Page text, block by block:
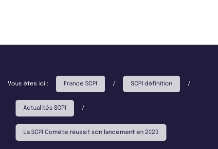
Vous êtes ici : France SCPI / SCPI définition /
Actualités SCPI /
La SCPI Comète réussit son lancement en 2023